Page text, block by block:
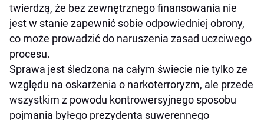
twierdzą, że bez zewnętrznego finansowania nie
jest w stanie zapewnić sobie odpowiedniej obrony,
co może prowadzić do naruszenia zasad uczciwego
procesu.
Sprawa jest śledzona na całym świecie nie tylko ze
względu na oskarżenia o narkoterroryzm, ale przede
wszystkim z powodu kontrowersyjnego sposobu
pojmania byłego prezydenta suwerennego